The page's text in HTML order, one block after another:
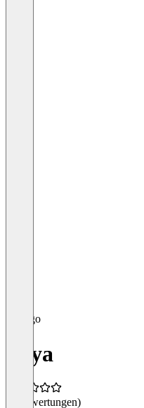
Voya
(0 Bewertungen)